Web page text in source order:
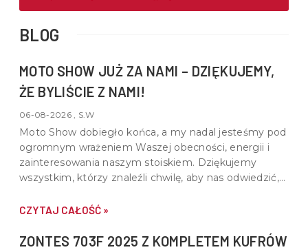
BLOG
MOTO SHOW JUŻ ZA NAMI – DZIĘKUJEMY,
ŻE BYLIŚCIE Z NAMI!
06-08-2026 , S.W
Moto Show dobiegło końca, a my nadal jesteśmy pod
ogromnym wrażeniem Waszej obecności, energii i
zainteresowania naszym stoiskiem. Dziękujemy
wszystkim, którzy znaleźli chwilę, aby nas odwiedzić,
do motoryzacji.
CZYTAJ CAŁOŚĆ »
ZONTES 703F 2025 Z KOMPLETEM KUFRÓW